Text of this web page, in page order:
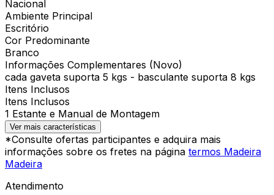
Nacional
Ambiente Principal
Escritório
Cor Predominante
Branco
Informações Complementares (Novo)
cada gaveta suporta 5 kgs - basculante suporta 8 kgs
Itens Inclusos
Itens Inclusos
1 Estante e Manual de Montagem
Ver mais características
*Consulte ofertas participantes e adquira mais
informações sobre os fretes na página termos Madeira
Madeira
Atendimento